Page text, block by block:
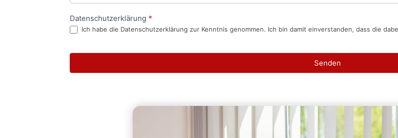
Datenschutzerklärung *
Ich habe die Datenschutzerklärung zur Kenntnis genommen. Ich bin damit einverstanden, dass die
Senden